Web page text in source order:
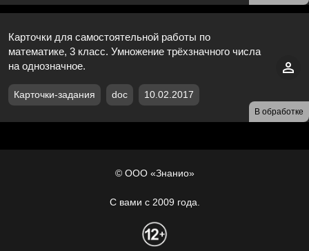
В обработке
Карточки для самостоятельной работы по
математике, 3 класс. Умножение трёхзначного числа
на однозначное.
Карточки-задания doc 10.02.2017
© ООО «Знанио»
С вами с 2009 года.